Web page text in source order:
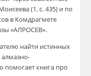
(1, с. 435) и по
в Комдрагмете
«АЛРОСЕВ».
найти истинных
алмазно-
помогает книга про